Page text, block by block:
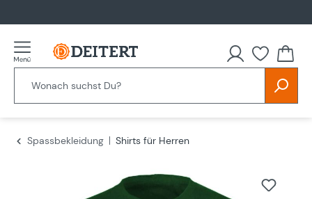
Spassbekleidung
Shirts für Herren